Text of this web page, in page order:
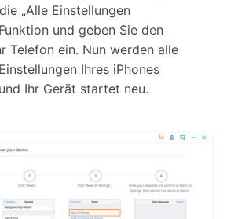
„Alle Einstellungen
und geben Sie den
Telefon ein. Nun werden alle
Ihres iPhones
Ihr Gerät startet neu.